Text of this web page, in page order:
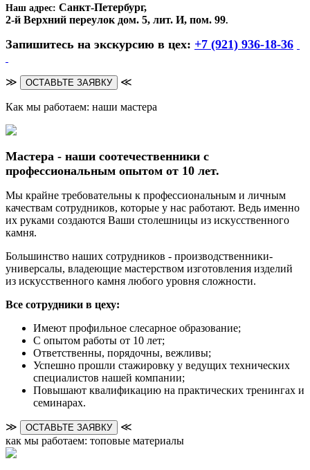
Наш адрес: Санкт-Петербург,
2-й Верхний переулок дом. 5, лит. И, пом. 99.
Запишитесь на экскурсию в цех: +7 (921) 936-18-36
≫ ОСТАВЬТЕ ЗАЯВКУ ≪
Как мы работаем: наши мастера
Мастера - наши соотечественники с
профессиональным опытом от 10 лет.
Мы крайне требовательны к профессиональным и личным
качествам сотрудников, которые у нас работают. Ведь именно
их руками создаются Ваши столешницы из искусственного
камня.
Большинство наших сотрудников - производственники-
универсалы, владеющие мастерством изготовления изделий
из искусственного камня любого уровня сложности.
Все сотрудники в цеху:
Имеют профильное слесарное образование;
С опытом работы от 10 лет;
Ответственны, порядочны, вежливы;
Успешно прошли стажировку у ведущих технических
специалистов нашей компании;
Повышают квалификацию на практических тренингах и
семинарах.
≫ ОСТАВЬТЕ ЗАЯВКУ
≪
как мы работаем: топовые материалы